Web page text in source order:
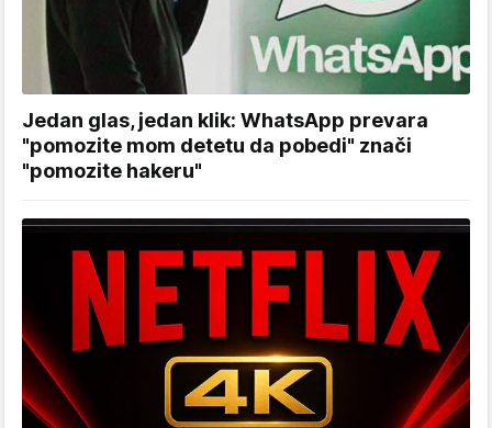
Jedan glas, jedan klik: WhatsApp prevara
"pomozite mom detetu da pobedi" znači
"pomozite hakeru"